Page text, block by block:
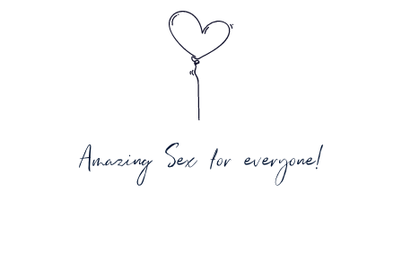
Amazing Sex for everyone!